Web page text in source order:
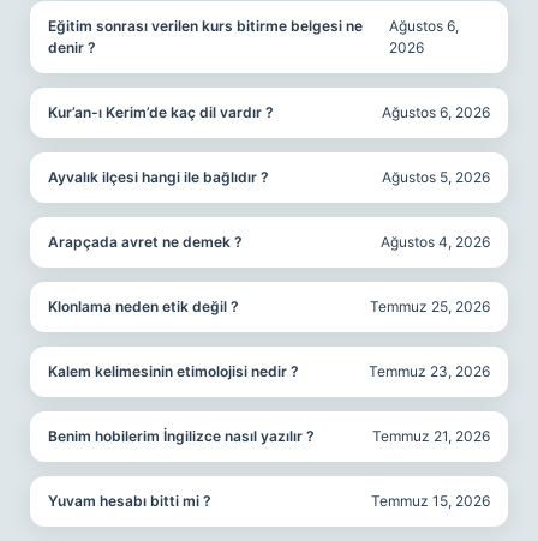
Eğitim sonrası verilen kurs bitirme belgesi ne
denir ?
Ağustos 6,
2026
Kur’an-ı Kerim’de kaç dil vardır ? Ağustos 6, 2026
Ayvalık ilçesi hangi ile bağlıdır ? Ağustos 5, 2026
Arapçada avret ne demek ? Ağustos 4, 2026
Klonlama neden etik değil ? Temmuz 25, 2026
Kalem kelimesinin etimolojisi nedir ? Temmuz 23, 2026
Benim hobilerim İngilizce nasıl yazılır ? Temmuz 21, 2026
Yuvam hesabı bitti mi ? Temmuz 15, 2026